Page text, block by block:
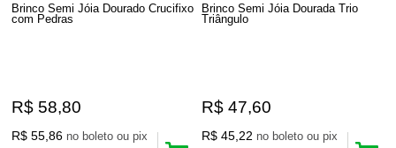
Brinco Semi Jóia Dourado Crucifixo
com Pedras
R$ 58,80
R$ 55,86 no boleto ou pix
Brinco Semi Jóia Dourada Trio
Triângulo
R$ 47,60
R$ 45,22 no boleto ou pix